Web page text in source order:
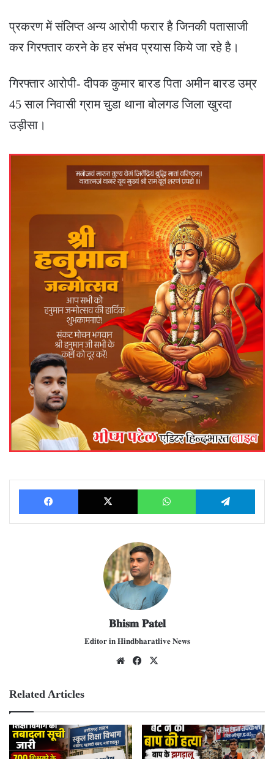
प्रकरण में संलिप्त अन्य आरोपी फरार है जिनकी पतासाजी
कर गिरफ्तार करने के हर संभव प्रयास किये जा रहे है।
गिरफ्तार आरोपी- दीपक कुमार बारड पिता अमीन बारड उम्र
45 साल निवासी ग्राम चुडा थाना बोलगड जिला खुरदा
उड़ीसा।
Facebook X WhatsApp
𝐁𝐡𝐢𝐬𝐦 𝐏𝐚𝐭𝐞𝐥
𝐄𝐝𝐢𝐭𝐨𝐫 𝐢𝐧 𝐇𝐢𝐧𝐝𝐛𝐡𝐚𝐫𝐚𝐭𝐥𝐢𝐯𝐞 𝐍𝐞𝐰𝐬
We
Fac
Related Articles